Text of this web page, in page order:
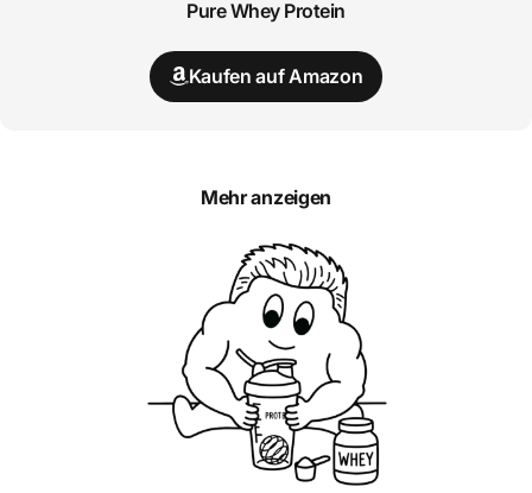
Pure Whey Protein
Kaufen auf Amazon
Mehr anzeigen